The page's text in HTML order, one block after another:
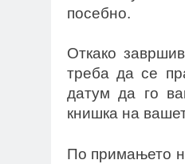
посебно.
Откако
треба да се
датум да го
книшка на
По примањето